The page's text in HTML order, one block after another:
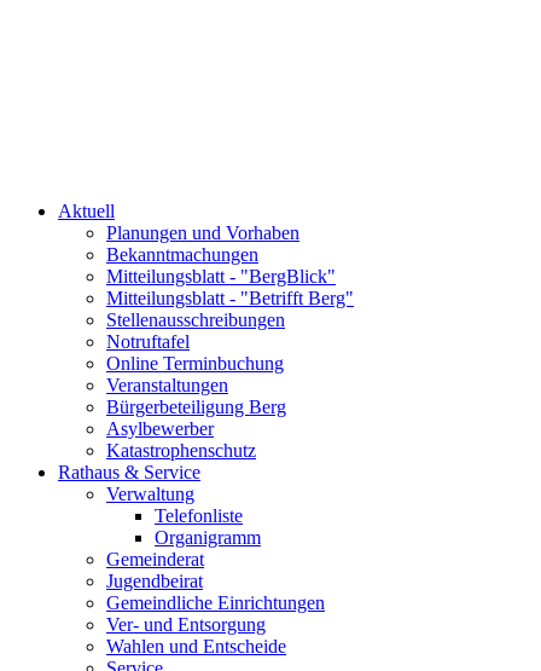
Aktuell
Planungen und Vorhaben
Bekanntmachungen
Mitteilungsblatt - "BergBlick"
Mitteilungsblatt - "Betrifft Berg"
Stellenausschreibungen
Notruftafel
Online Terminbuchung
Veranstaltungen
Bürgerbeteiligung Berg
Asylbewerber
Katastrophenschutz
Rathaus & Service
Verwaltung
Telefonliste
Organigramm
Gemeinderat
Jugendbeirat
Gemeindliche Einrichtungen
Ver- und Entsorgung
Wahlen und Entscheide